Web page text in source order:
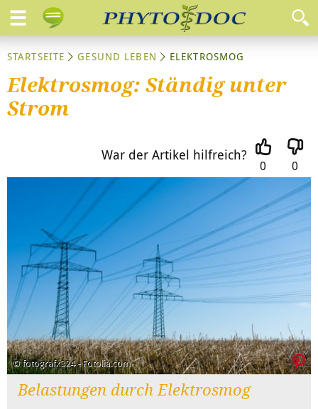
STARTSEITE GESUND LEBEN ELEKTROSMOG
Elektrosmog: Ständig unter
Strom
War der Artikel hilfreich?
0 0
© fotografx324 - Fotolia.com
Belastungen durch Elektrosmog